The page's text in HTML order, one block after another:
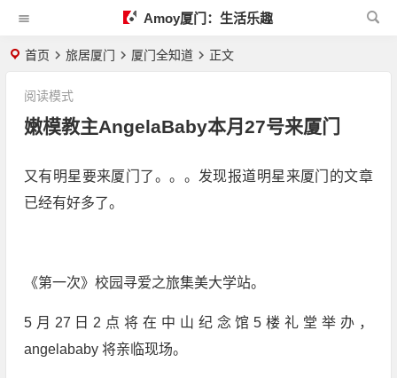
Amoy厦门：生活乐趣
首页 旅居厦门 厦门全知道 正文
嫩模教主AngelaBaby本月27号来厦门
阅读模式
又有明星要来厦门了。。。发现报道明星来厦门的文章
已经有好多了。
《第一次》校园寻爱之旅集美大学站。
5月27日2点将在中山纪念馆5楼礼堂举办，
angelababy 将亲临现场。